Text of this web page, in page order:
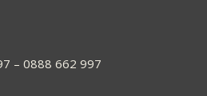
– 0888 662 997